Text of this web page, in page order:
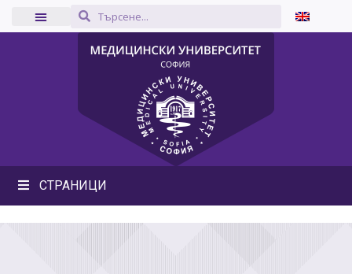
СТРАНИЦИ